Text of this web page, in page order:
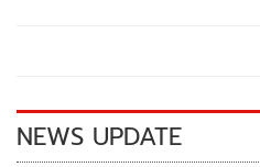
k k
NEWS UPDATE